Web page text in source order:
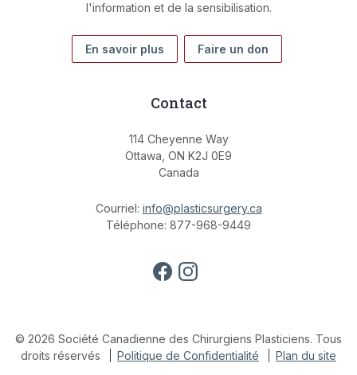
l'information et de la sensibilisation.
En savoir plus Faire un don
Contact
114 Cheyenne Way
Ottawa, ON K2J 0E9
Canada
Courriel: info@plasticsurgery.ca
Téléphone: 877-968-9449
© 2026 Société Canadienne des Chirurgiens Plasticiens. Tous
droits réservés
Politique de Confidentialité Plan du site